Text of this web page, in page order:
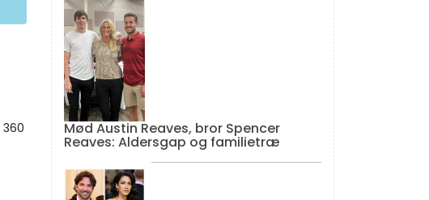
360
Mød Austin Reaves, bror Spencer
Reaves: Aldersgap og familietræ